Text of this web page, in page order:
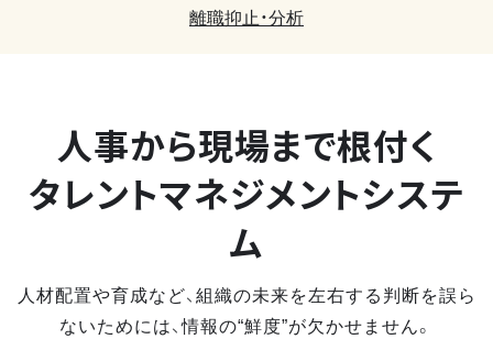
離職抑止・分析
人事から現場まで根付く
タレントマネジメントシステ
ム
人材配置や育成など、組織の未来を左右する判断を誤ら
ないためには、情報の“鮮度”が欠かせません。